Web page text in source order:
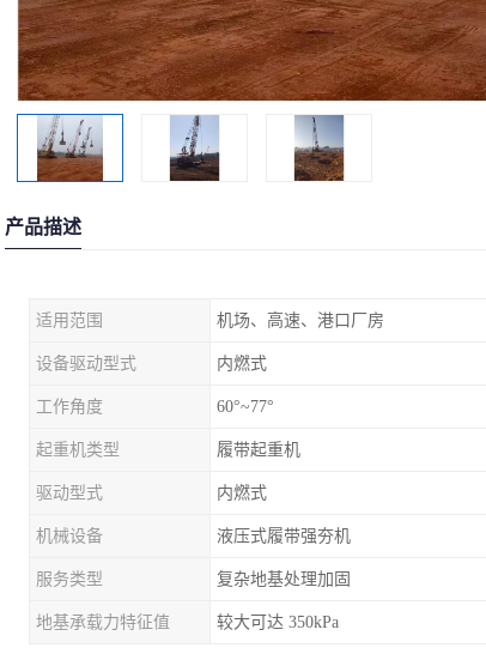
产品描述
适用范围 机场、高速、港口厂房
设备驱动型式 内燃式
工作角度 60°~77°
起重机类型 履带起重机
驱动型式 内燃式
机械设备 液压式履带强夯机
服务类型 复杂地基处理加固
地基承载力特征值 较大可达 350kPa